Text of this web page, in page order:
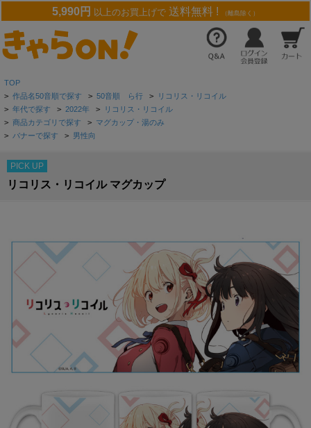
5,990円 以上のお買上げで 送料無料 ! （離島除く）
TOP
> 作品名50音順で探す > 50音順 ら行 > リコリス・リコイル
> 年代で探す > 2022年 > リコリス・リコイル
> 商品カテゴリで探す > マグカップ・湯のみ
> バナーで探す > 男性向
PICK UP
リコリス・リコイル マグカップ